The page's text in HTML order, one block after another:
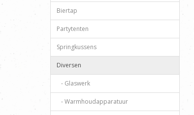
Biertap
Partytenten
Springkussens
Diversen
- Glaswerk
- Warmhoudapparatuur